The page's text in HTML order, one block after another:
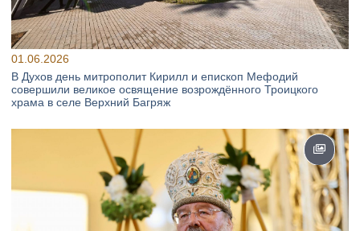
01.06.2026
В Духов день митрополит Кирилл и епископ Мефодий
совершили великое освящение возрождённого Троицкого
храма в селе Верхний Багряж